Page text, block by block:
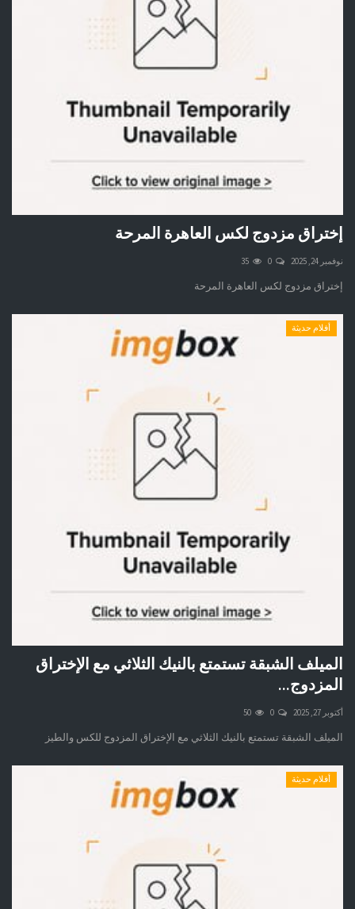
إختراق مزدوج لكس العاهرة المرحة
نوفمبر 24, 2025 0
35
إختراق مزدوج لكس العاهرة المرحة
أفلام حديثة
الميلف الشبقة تستمتع بالنيك الثلاثي مع الإختراق
المزدوج...
أكتوبر 27, 2025 0
50
الميلف الشبقة تستمتع بالنيك الثلاثي مع الإختراق المزدوج للكس والطيز
أفلام حديثة